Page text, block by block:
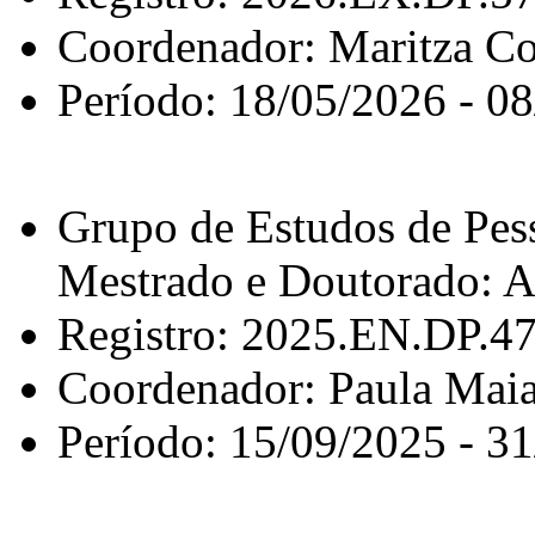
Coordenador: Maritza
Período: 18/05/2026 -
Grupo de Estudos de
Mestrado e Doutorado:
Registro:
Coordenador: Paula
Período: 15/09/2025 -